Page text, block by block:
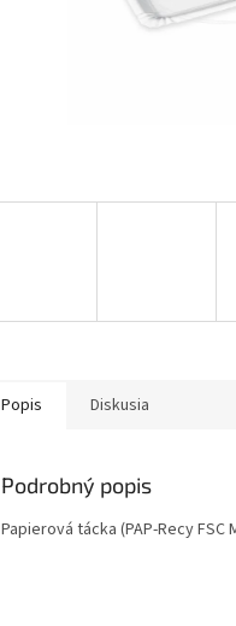
Popis Diskusia
Podrobný popis
Papierová tácka (PAP-Recy